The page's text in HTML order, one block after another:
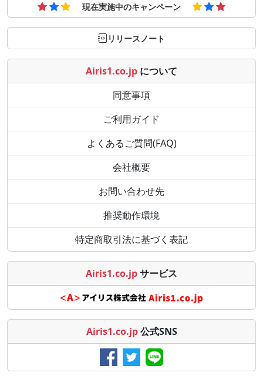
現在実施中のキャンペーン
リリースノート
Airis1.co.jp について
同意事項
ご利用ガイド
よくあるご質問(FAQ)
会社概要
お問い合わせ先
推奨動作環境
特定商取引法に基づく表記
Airis1.co.jpサービス
Airis1.co.jp 公式SNS